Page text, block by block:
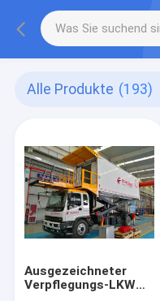
Alle Produkte (193)
Ausgezeichneter
Verpflegungs-LKW